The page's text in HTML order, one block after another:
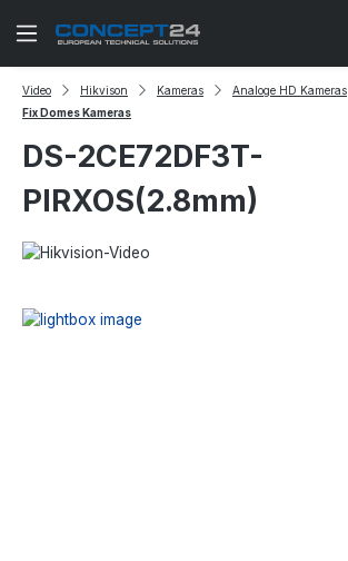
Zum Hauptinhalt springen
Video Hikvison Kameras
Analoge HD Kameras
Fix Domes Kameras
DS-2CE72DF3T-
PIRXOS(2.8mm)